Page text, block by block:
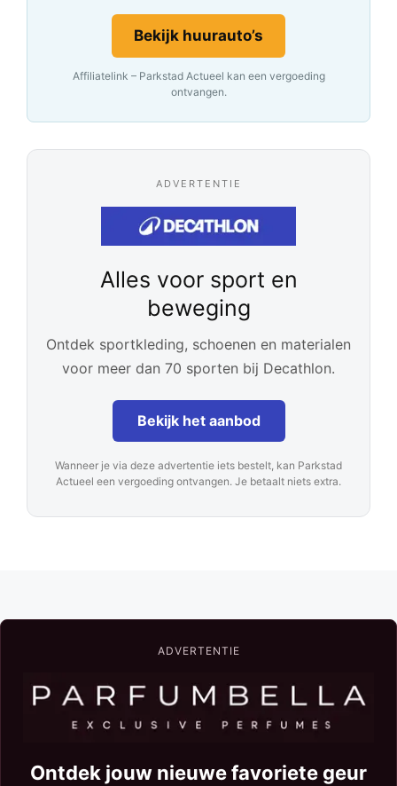
Bekijk huurauto’s
Affiliatelink – Parkstad Actueel kan een vergoeding
ontvangen.
ADVERTENTIE
Alles voor sport en
beweging
Ontdek sportkleding, schoenen en materialen
voor meer dan 70 sporten bij Decathlon.
Bekijk het aanbod
Wanneer je via deze advertentie iets bestelt, kan Parkstad
Actueel een vergoeding ontvangen. Je betaalt niets extra.
ADVERTENTIE
Ontdek jouw nieuwe favoriete geur